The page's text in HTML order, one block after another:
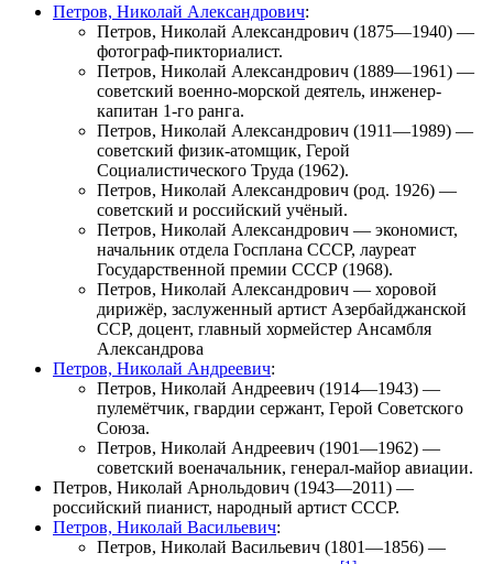
Петров, Николай Александрович:
Петров, Николай Александрович (1875—1940) —
фотограф-пикториалист.
Петров, Николай Александрович (1889—1961) —
советский военно-морской деятель, инженер-
капитан 1-го ранга.
Петров, Николай Александрович (1911—1989) —
советский физик-атомщик, Герой
Социалистического Труда (1962).
Петров, Николай Александрович (род. 1926) —
советский и российский учёный.
Петров, Николай Александрович — экономист,
начальник отдела Госплана СССР, лауреат
Государственной премии СССР (1968).
Петров, Николай Александрович — хоровой
дирижёр, заслуженный артист Азербайджанской
ССР, доцент, главный хормейстер Ансамбля
Александрова
Петров, Николай Андреевич:
Петров, Николай Андреевич (1914—1943) —
пулемётчик, гвардии сержант, Герой Советского
Союза.
Петров, Николай Андреевич (1901—1962) —
советский военачальник, генерал-майор авиации.
Петров, Николай Арнольдович (1943—2011) —
российский пианист, народный артист СССР.
Петров, Николай Васильевич:
Петров, Николай Васильевич (1801—1856) —